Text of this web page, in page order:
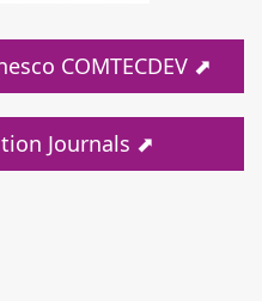
COMTECDEV ⬈
Journals ⬈